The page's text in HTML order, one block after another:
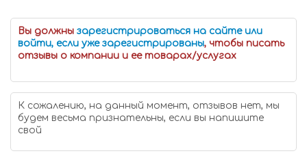
Вы должны зарегистрироваться на сайте или
войти, если уже зарегистрированы, чтобы писать
отзывы о компании и ее товарах/услугах
К сожалению, на данный момент, отзывов нет, мы
будем весьма признательны, если вы напишите
свой